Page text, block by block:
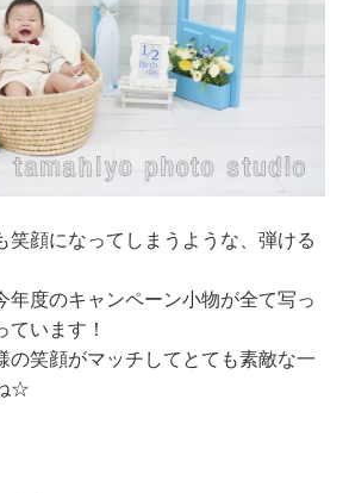
笑顔になってしまうような、弾ける
年度のキャンペーン小物が全て写っ
ています！
の笑顔がマッチしてとても素敵な一
☆